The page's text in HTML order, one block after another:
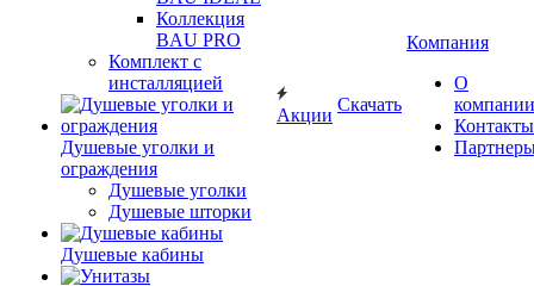
Коллекция
BAU PRO
Комплект с
инсталляцией
Душевые уголки и
ограждения
Душевые уголки
Душевые шторки
Душевые кабины
Акции
Скачать
Компания
О
компании
Контакты